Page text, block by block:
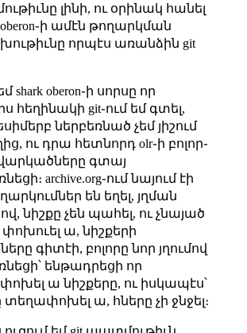
լինի, ու օրինակ հանել
oberon֊ի ամէն թողարկման
որպէս առանձին git
shark oberon֊ի սորսը որ
հեղինակի git֊ում եմ գտել,
ներբեռնած չեմ յիշում
ու դրա հետնորդ olr֊ի բոլոր֊
վարկածները գտայ
archive.org֊ում նայում էի
են եղել, յղման
նիշքը չեն պահել, ու չնայած
փոխուել ա, նիշքերի
գիտէի, բոլորը նոր յղումով
ենթադրեցի որ
ա նիշքերը, ու իսկապէս՝
տեղափոխել ա, հները չի ջնջել։